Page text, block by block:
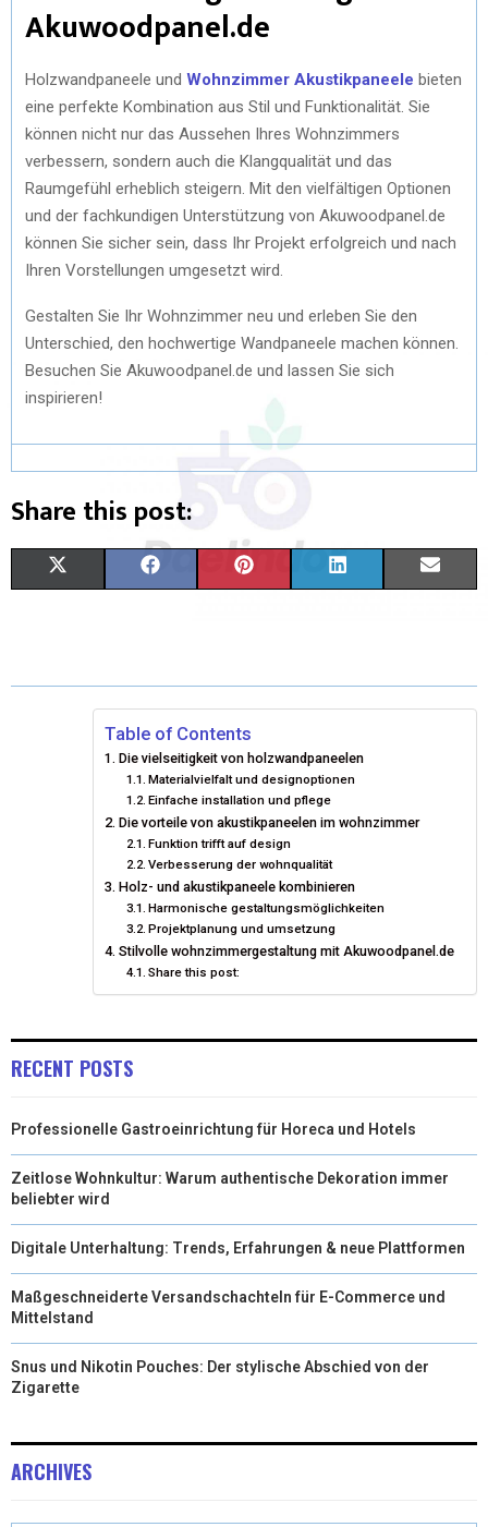
Akuwoodpanel.de
Holzwandpaneele und Wohnzimmer Akustikpaneele bieten
eine perfekte Kombination aus Stil und Funktionalität. Sie
können nicht nur das Aussehen Ihres Wohnzimmers
verbessern, sondern auch die Klangqualität und das
Raumgefühl erheblich steigern. Mit den vielfältigen Optionen
und der fachkundigen Unterstützung von Akuwoodpanel.de
können Sie sicher sein, dass Ihr Projekt erfolgreich und nach
Ihren Vorstellungen umgesetzt wird.
Gestalten Sie Ihr Wohnzimmer neu und erleben Sie den
Unterschied, den hochwertige Wandpaneele machen können.
Besuchen Sie Akuwoodpanel.de und lassen Sie sich
inspirieren!
Share this post:
W E
B
O
O
K
T
R
E
S
T
K
D
I
Table of Contents
Die vielseitigkeit von holzwandpaneelen
Materialvielfalt und designoptionen
Einfache installation und pflege
Die vorteile von akustikpaneelen im wohnzimmer
Funktion trifft auf design
Verbesserung der wohnqualität
Holz- und akustikpaneele kombinieren
Harmonische gestaltungsmöglichkeiten
Projektplanung und umsetzung
Stilvolle wohnzimmergestaltung mit Akuwoodpanel.de
Share this post:
RECENT POSTS
Professionelle Gastroeinrichtung für Horeca und Hotels
Zeitlose Wohnkultur: Warum authentische Dekoration immer
beliebter wird
Digitale Unterhaltung: Trends, Erfahrungen & neue Plattformen
Maßgeschneiderte Versandschachteln für E-Commerce und
Mittelstand
Snus und Nikotin Pouches: Der stylische Abschied von der
Zigarette
ARCHIVES